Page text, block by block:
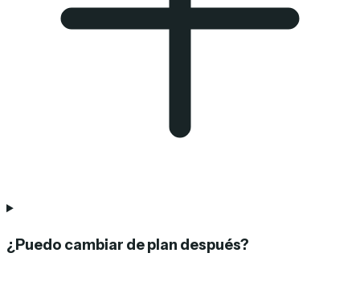
¿Puedo cambiar de plan después?